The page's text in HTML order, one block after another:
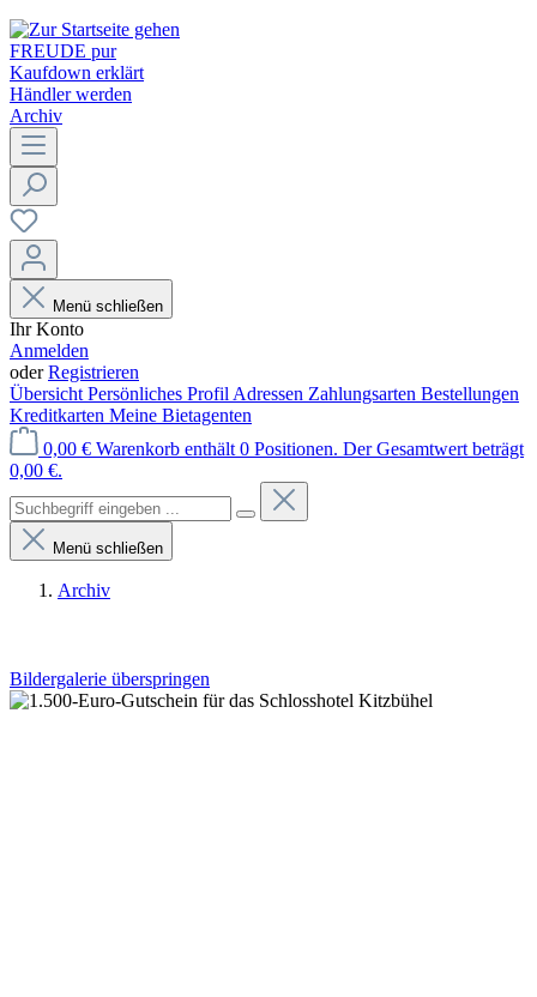
FREUDE pur
Kaufdown erklärt
Händler werden
Archiv
Menü schließen
Ihr Konto
Anmelden
oderRegistrieren
Übersicht Persönliches Profil Adressen Zahlungsarten Bestellungen
Kreditkarten Meine Bietagenten
0,00 € Warenkorb enthält 0 Positionen. Der Gesamtwert beträgt
0,00 €.
Menü schließen
Archiv
Bildergalerie überspringen